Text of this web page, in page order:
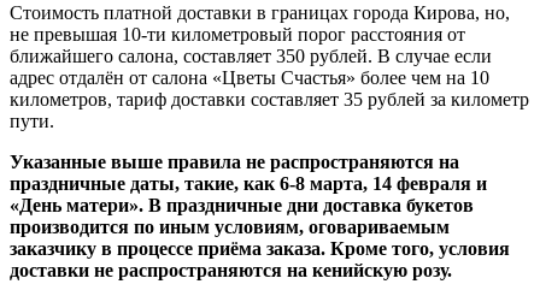
Стоимость платной доставки в границах города Кирова, но,
не превышая 10-ти километровый порог расстояния от
ближайшего салона, составляет 350 рублей. В случае если
адрес отдалён от салона «Цветы Счастья» более чем на 10
километров, тариф доставки составляет 35 рублей за километр
пути.
Указанные выше правила не распространяются на
праздничные даты, такие, как 6-8 марта, 14 февраля и
«День матери». В праздничные дни доставка букетов
производится по иным условиям, оговариваемым
заказчику в процессе приёма заказа. Кроме того, условия
доставки не распространяются на кенийскую розу.